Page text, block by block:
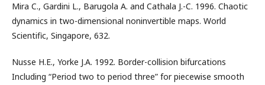
Mira C., Gardini L., Barugola A. and Cathala J.-C. 1996. Chaotic
dynamics in two-dimensional noninvertible maps. World
Scientific, Singapore, 632.
Nusse H.E., Yorke J.A. 1992. Border-collision bifurcations
Including “Period two to period three” for piecewise smooth